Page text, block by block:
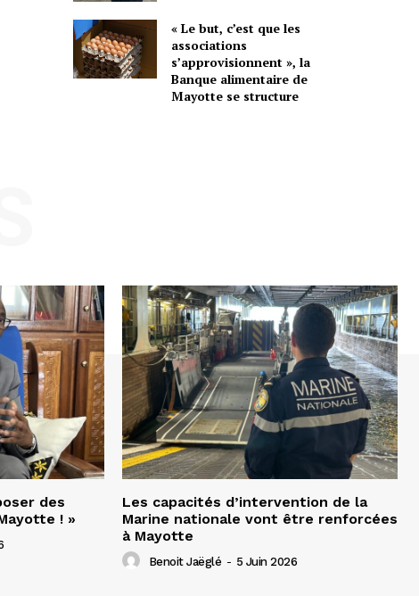
« Le but, c’est que les
associations
s’approvisionnent », la
Banque alimentaire de
Mayotte se structure
des
! »
Les capacités d’intervention de la
Marine nationale vont être renforcées
à Mayotte
Benoit Jaëglé - 5 Juin 2026